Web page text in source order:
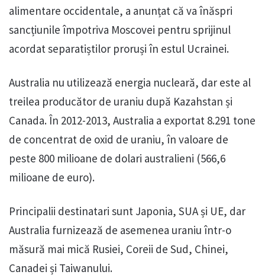
alimentare occidentale, a anunțat că va înăspri
sancțiunile împotriva Moscovei pentru sprijinul
acordat separatiștilor proruși în estul Ucrainei.
Australia nu utilizează energia nucleară, dar este al
treilea producător de uraniu după Kazahstan și
Canada. În 2012-2013, Australia a exportat 8.291 tone
de concentrat de oxid de uraniu, în valoare de
peste 800 milioane de dolari australieni (566,6
milioane de euro).
Principalii destinatari sunt Japonia, SUA și UE, dar
Australia furnizează de asemenea uraniu într-o
măsură mai mică Rusiei, Coreii de Sud, Chinei,
Canadei și Taiwanului.